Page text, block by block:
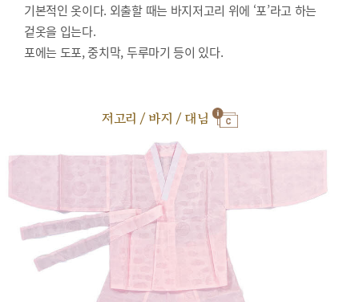
기본적인 옷이다. 외출할 때는 바지저고리 위에 ‘포’라고 하는
겉옷을 입는다.
포에는 도포, 중치막, 두루마기 등이 있다.
저고리 / 바지 / 대님